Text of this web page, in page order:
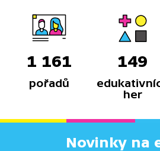
1 161
pořadů
149
her
Novinky na